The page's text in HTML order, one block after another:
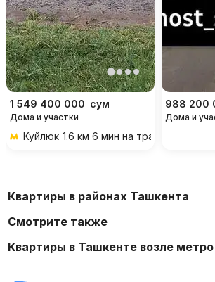
1 549 400 000 сум
Дома и участки
Куйлюк 1.6 км 6 мин на транспорте
988 200
Дома и
Квартиры в районах Ташкента
Смотрите также
Квартиры в Ташкенте возле метро